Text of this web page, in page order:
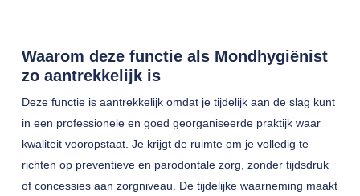
Waarom deze functie als Mondhygiënist
zo aantrekkelijk is
Deze functie is aantrekkelijk omdat je tijdelijk aan de slag kunt
in een professionele en goed georganiseerde praktijk waar
kwaliteit vooropstaat. Je krijgt de ruimte om je volledig te
richten op preventieve en parodontale zorg, zonder tijdsdruk
of concessies aan zorgniveau. De tijdelijke waarneming maakt